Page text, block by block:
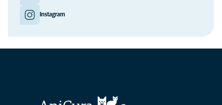
Instagram